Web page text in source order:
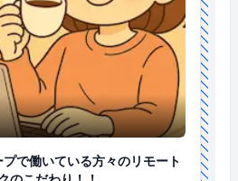
ープで働いている方々のリモート
で働いている方々のリモート